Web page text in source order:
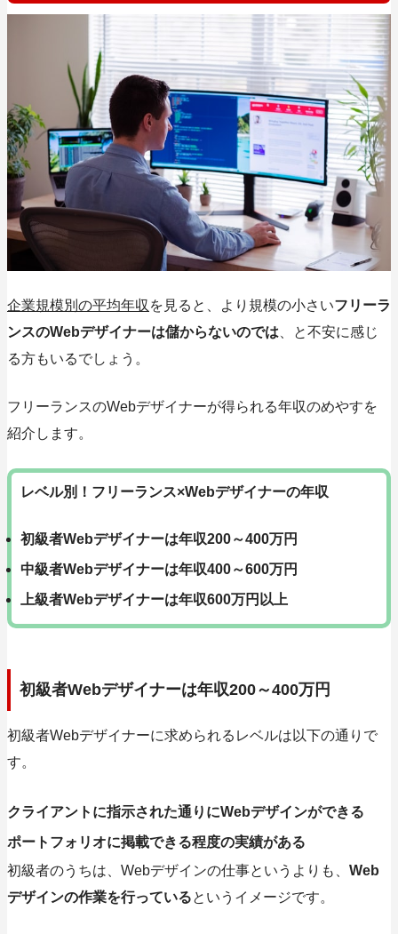
企業規模別の平均年収 を見ると、より規模の小さいフリーラ
ンスのWebデザイナーは儲からないのでは 、と不安に感じ
る方もいるでしょう。
フリーランスのWebデザイナーが得られる年収のめやすを
紹介 します。
レベル別！フリーランス×Webデザイナーの年収
初級者Webデザイナーは年収200～400万円
中級者Webデザイナーは年収400～600万円
上級者Webデザイナーは年収600万円以上
初級者Webデザイナーは年収200～400万円
初級者Webデザイナーに求められるレベルは以下の通りで
す。
クライアントに指示された通りにWebデザインができる
ポートフォリオに掲載できる程度の実績がある
初級者のうちは、Webデザインの仕事というよりも、 Web
デザインの作業を行っているというイメージです。